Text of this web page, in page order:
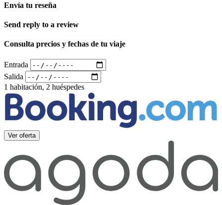
Envía tu reseña
Send reply to a review
Consulta precios y fechas de tu viaje
Entrada
Salida
1 habitación, 2 huéspedes
Ver oferta